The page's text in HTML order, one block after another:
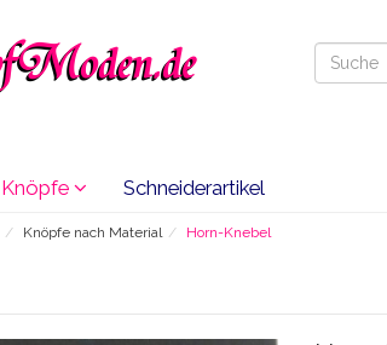
Knöpfe Schneiderartikel
Knöpfe nach Material Horn-Knebel